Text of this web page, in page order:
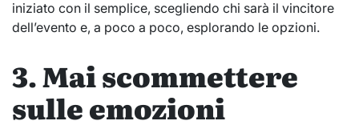
iniziato con il semplice, scegliendo chi sarà il vincitore
dell’evento e, a poco a poco, esplorando le opzioni.
3. Mai scommettere
sulle emozioni